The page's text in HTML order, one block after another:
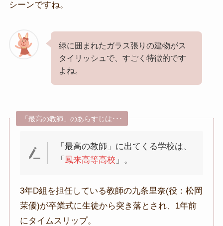
シーンですね。
緑に囲まれたガラス張りの建物がス
タイリッシュで、すごく特徴的です
よね。
「最高の教師」のあらすじは･･･
「最高の教師」に出てくる学校は、
「 鳳来高等高校 」。
3年D組を担任している教師の九条里奈(役：松岡
茉優)が卒業式に生徒から突き落とされ、1年前
にタイムスリップ。